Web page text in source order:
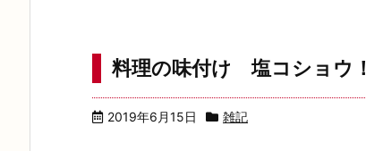
料理の味付け 塩コショウ！
2019年6月15日 雑記